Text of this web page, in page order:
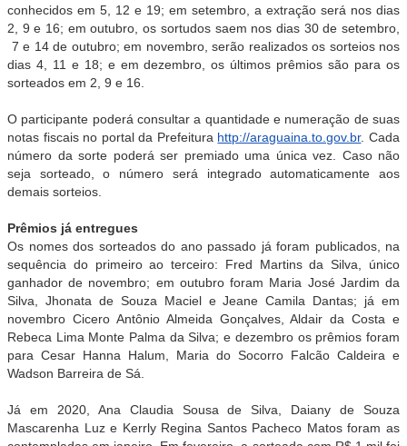
conhecidos em 5, 12 e 19; em setembro, a extração será nos dias
2, 9 e 16; em outubro, os sortudos saem nos dias 30 de setembro,
7 e 14 de outubro; em novembro, serão realizados os sorteios nos
dias 4, 11 e 18; e em dezembro, os últimos prêmios são para os
sorteados em 2, 9 e 16.
O participante poderá consultar a quantidade e numeração de suas
notas fiscais no portal da Prefeitura http://araguaina.to.gov.br. Cada
número da sorte poderá ser premiado uma única vez. Caso não
seja sorteado, o número será integrado automaticamente aos
demais sorteios.
Prêmios já entregues
Os nomes dos sorteados do ano passado já foram publicados, na
sequência do primeiro ao terceiro: Fred Martins da Silva, único
ganhador de novembro; em outubro foram Maria José Jardim da
Silva, Jhonata de Souza Maciel e Jeane Camila Dantas; já em
novembro Cicero Antônio Almeida Gonçalves, Aldair da Costa e
Rebeca Lima Monte Palma da Silva; e dezembro os prêmios foram
para Cesar Hanna Halum, Maria do Socorro Falcão Caldeira e
Wadson Barreira de Sá.
Já em 2020, Ana Claudia Sousa de Silva, Daiany de Souza
Mascarenha Luz e Kerrly Regina Santos Pacheco Matos foram as